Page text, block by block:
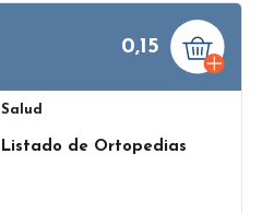
0,15
Salud
Listado de Ortopedias